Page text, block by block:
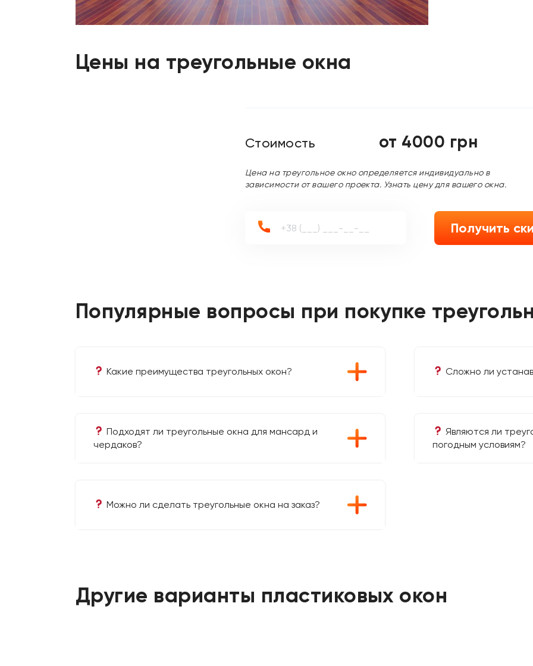
Цены на треугольные окна
Стоимость от 4000 грн
Цена на треугольное окно определяется индивидуально в
зависимости от вашего проекта. Узнать цену для вашего окна.
Получить
Популярные вопросы при покупке
Какие преимущества треугольных окон? Сложно ли
Подходят ли треугольные окна для мансард и
чердаков?
Являются ли
погодным условиям?
Можно ли сделать треугольные окна на заказ?
Другие варианты пластиковых окон